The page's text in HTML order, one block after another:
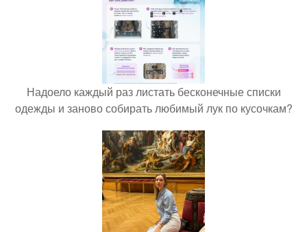
Надоело каждый раз листать бесконечные списки
одежды и заново собирать любимый лук по кусочкам?